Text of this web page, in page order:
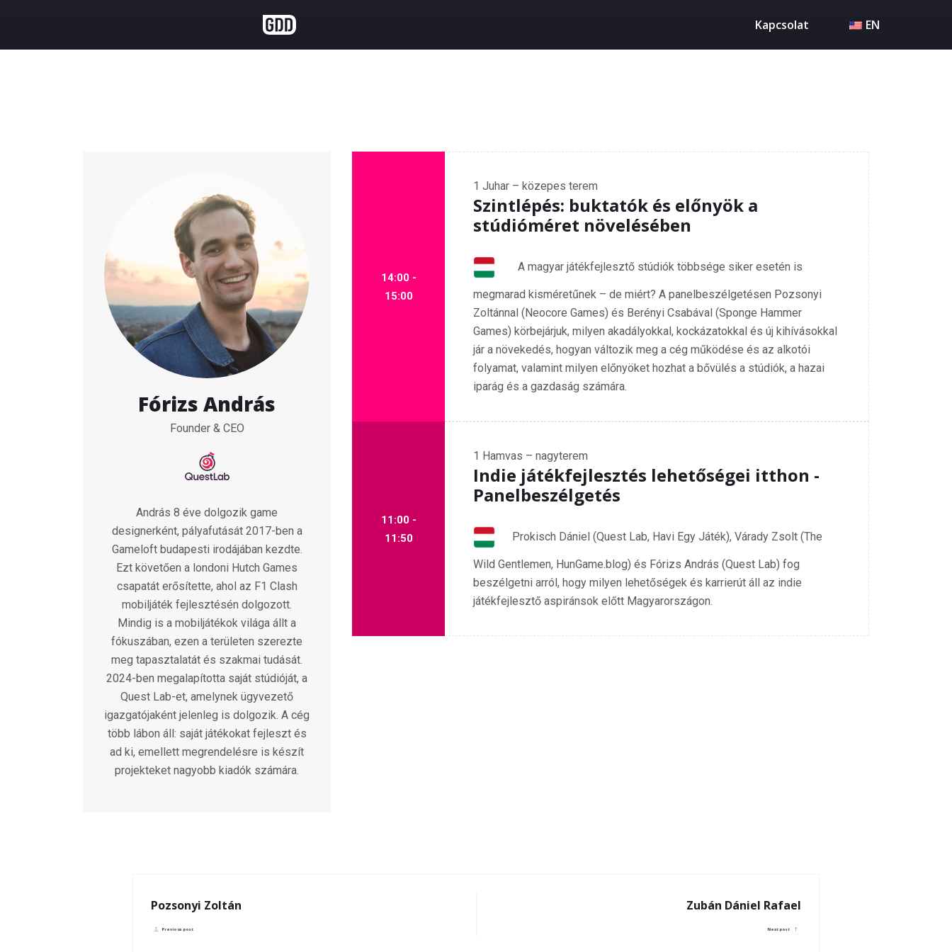
Kapcsolat EN
Fórizs András
Founder & CEO
András 8 éve dolgozik game
designerként, pályafutását 2017-ben a
Gameloft budapesti irodájában kezdte.
Ezt követően a londoni Hutch Games
csapatát erősítette, ahol az F1 Clash
mobiljáték fejlesztésén dolgozott.
Mindig is a mobiljátékok világa állt a
fókuszában, ezen a területen szerezte
meg tapasztalatát és szakmai tudását.
2024-ben megalapította saját stúdióját, a
Quest Lab-et, amelynek ügyvezető
igazgatójaként jelenleg is dolgozik. A cég
több lábon áll: saját játékokat fejleszt és
ad ki, emellett megrendelésre is készít
projekteket nagyobb kiadók számára.
14:00 -
15:00
1Juhar – közepes terem
Szintlépés: buktatók és előnyök a
stúdióméret növelésében
A magyar játékfejlesztő stúdiók többsége siker esetén is
megmarad kisméretűnek – de miért? A panelbeszélgetésen Pozsonyi
Zoltánnal (Neocore Games) és Berényi Csabával (Sponge Hammer
Games) körbejárjuk, milyen akadályokkal, kockázatokkal és új kihívásokkal
jár a növekedés, hogyan változik meg a cég működése és az alkotói
folyamat, valamint milyen előnyöket hozhat a bővülés a stúdiók, a hazai
iparág és a gazdaság számára.
11:00 -
11:50
1 Hamvas – nagyterem
Indie játékfejlesztés lehetőségei itthon -
Panelbeszélgetés
Prokisch Dániel (Quest Lab, Havi Egy Játék), Várady Zsolt (The
Wild Gentlemen, HunGame.blog) és Fórizs András (Quest Lab) fog
beszélgetni arról, hogy milyen lehetőségek és karrierút áll az indie
játékfejlesztő aspiránsok előtt Magyarországon.
Pozsonyi Zoltán
Previous post
Zubán Dániel Rafael
Next post